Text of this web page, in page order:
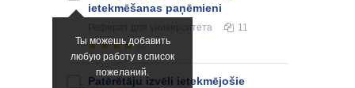
Ты можешь добавить
любую работу в список
пожеланий.
ietekmēšanas paņēmieni
для университета 11
Patērētāju izvēli ietekmējošie